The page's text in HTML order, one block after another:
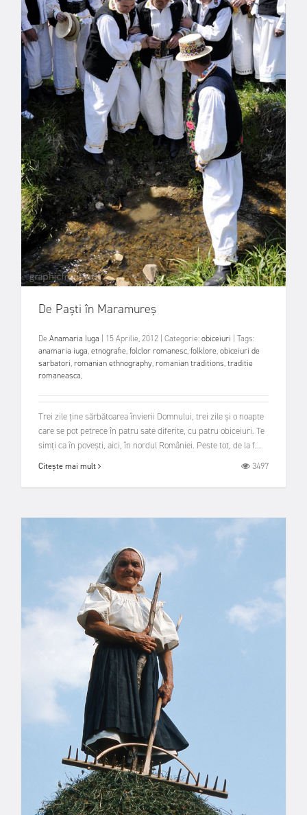
De Paști în Maramureș
De Anamaria Iuga 15 Aprilie, 2012 Categorie:obiceiuri
Tags:
anamaria iuga,etnografie,folclor romanesc,folklore,obiceiuri de
sarbatori,romanian ethnography,romanian traditions,traditie
romaneasca,
Trei zile ține sărbătoarea învierii Domnului, trei zile și o noapte
care se pot petrece în patru sate diferite, cu patru obiceiuri. Te
simți ca în povești, aici, în nordul României. Peste tot, de la f...
Citește mai mult 3497